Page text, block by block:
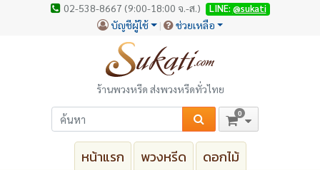
02-538-8667 (9:00-18:00 จ.-ส.) LINE: @sukati
บัญชีผู้ใช้ ช่วยเหลือ
ร้านพวงหรีด ส่งพวงหรีดทั่วไทย
0
หน้าแรก พวงหรีด ดอกไม้